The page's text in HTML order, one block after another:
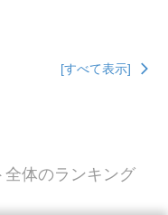
[すべて表示]
全体のランキング